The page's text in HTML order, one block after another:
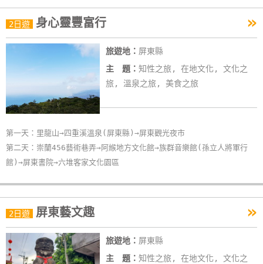
特
色
全
租
車
帶
你
2日遊 身心靈豐富行 »
旅遊地： 屏東縣
主 題： 知性之旅, 在地文化, 文化之
旅, 溫泉之旅, 美食之旅
第一天：里龍山→四重溪溫泉(屏東縣)→屏東觀光夜市
第二天：崇蘭456藝術巷弄→阿緱地方文化館→族群音樂館(孫立人將軍行
館)→屏東書院→六堆客家文化園區
2日遊 屏東藝文趣 »
旅遊地： 屏東縣
主 題： 知性之旅, 在地文化, 文化之